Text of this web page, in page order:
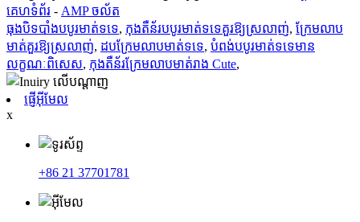
គេហទំព័រ - AMP ចល័ត
ធុងបិទបាំងបបូរមាត់ទទេ, កុងតឺន័របបូរមាត់ទទេគួរឱ្យស្រលាញ់, ក្រែមលាប
មាត់គួរឱ្យស្រលាញ់, ដបក្រែមលាបមាត់ទទេ, បំពង់​បបូរ​មាត់​ទទេ​មាន​
លក្ខណៈ​ពិសេស, កុងតឺន័រក្រែមលាបមាត់រាង Cute,
ផ្ញើអ៊ីមែល
x
+86 21 37701781